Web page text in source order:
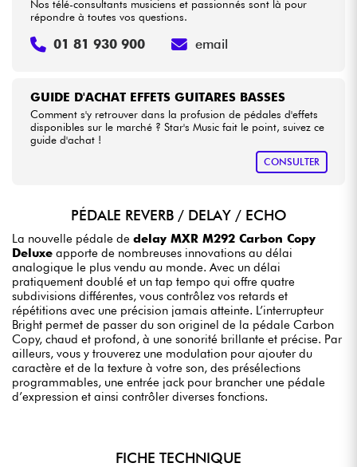
GUIDE D'ACHAT EFFETS GUITARES BASSES
Comment s'y retrouver dans la profusion de pédales d'effets
disponibles sur le marché ? Star's Music fait le point, suivez ce
guide d'achat !
CONSULTER
Nos télé-consultants musiciens et passionnés sont là pour
répondre à toutes vos questions.
01 81 930 900 email
PÉDALE REVERB / DELAY / ECHO
La nouvelle pédale de delay MXR M292 Carbon Copy
Deluxe apporte de nombreuses innovations au délai
analogique le plus vendu au monde. Avec un délai
pratiquement doublé et un tap tempo qui offre quatre
subdivisions différentes, vous contrôlez vos retards et
répétitions avec une précision jamais atteinte. L’interrupteur
Bright permet de passer du son originel de la pédale Carbon
Copy, chaud et profond, à une sonorité brillante et précise. Par
ailleurs, vous y trouverez une modulation pour ajouter du
caractère et de la texture à votre son, des présélections
programmables, une entrée jack pour brancher une pédale
d’expression et ainsi contrôler diverses fonctions.
FICHE TECHNIQUE